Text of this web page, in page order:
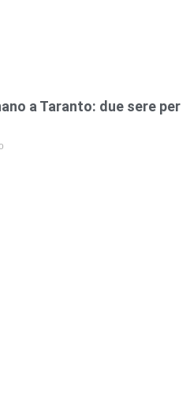
a Taranto: due sere per